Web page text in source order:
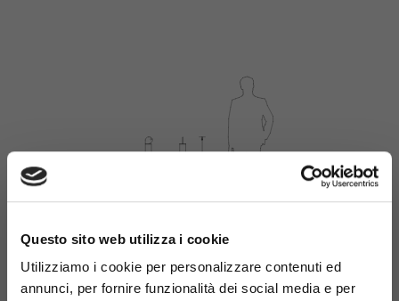
Questo sito web utilizza i cookie
Utilizziamo i cookie per personalizzare contenuti ed
annunci, per fornire funzionalità dei social media e per